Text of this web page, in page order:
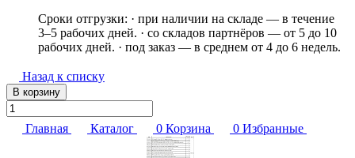
Сроки отгрузки: · при наличии на складе — в течение
3–5 рабочих дней. · со складов партнёров — от 5 до 10
рабочих дней. · под заказ — в среднем от 4 до 6 недель.
Назад к списку
В корзину
Главная Каталог 0 Корзина 0 Избранные